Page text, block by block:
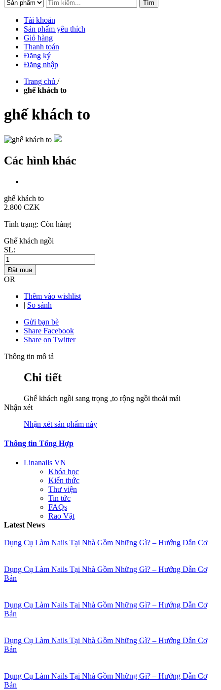
Tìm
Tài khoản
Sản phẩm yêu thích
Giỏ hàng
Thanh toán
Đăng ký
Đăng nhập
Trang chủ /
ghế khách to
ghế khách to
Các hình khác
ghế khách to
2.800 CZK
Tình trạng: Còn hàng
Ghế khách ngồi
SL:
Đặt mua
OR
Thêm vào wishlist
| So sánh
Gửi bạn bè
Share Facebook
Share on Twitter
Thông tin mô tả
Chi tiết
Ghế khách ngồi sang trọng ,to rộng ngồi thoải mái
Nhận xét
Nhận xét sản phẩm này
Thông tin Tổng Hợp
Linanails VN
Khóa học
Kiến thức
Thư viện
Tin tức
FAQs
Rao Vặt
Latest News
Dụng Cụ Làm Nails Tại Nhà Gồm Những Gì? – Hướng Dẫn Cơ
Dụng Cụ Làm Nails Tại Nhà Gồm Những Gì? – Hướng Dẫn Cơ
Bản
Dụng Cụ Làm Nails Tại Nhà Gồm Những Gì? – Hướng Dẫn Cơ
Bản
Dụng Cụ Làm Nails Tại Nhà Gồm Những Gì? – Hướng Dẫn Cơ
Bản
Dụng Cụ Làm Nails Tại Nhà Gồm Những Gì? – Hướng Dẫn Cơ
Bản